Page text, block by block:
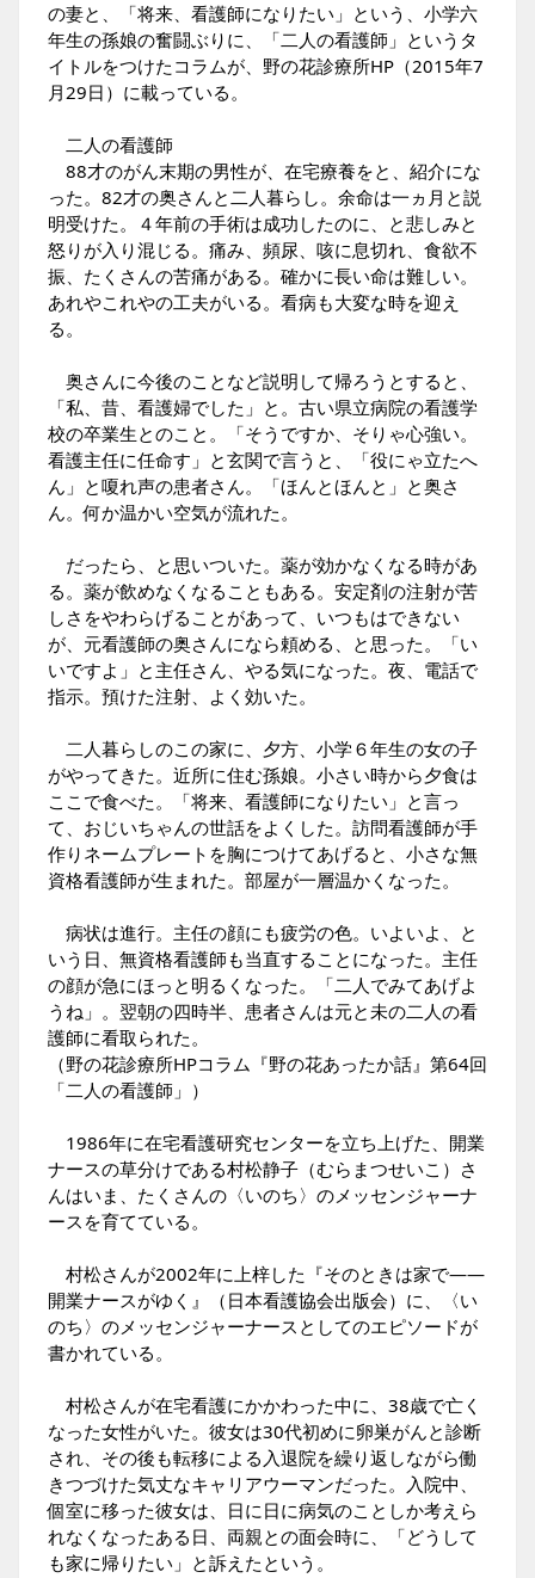
の妻と、「将来、看護師になりたい」という、小学六
年生の孫娘の奮闘ぶりに、「二人の看護師」というタ
イトルをつけたコラムが、野の花診療所HP（2015年7
月29日）に載っている。
二人の看護師
88才のがん末期の男性が、在宅療養をと、紹介にな
った。82才の奥さんと二人暮らし。余命は一ヵ月と説
明受けた。４年前の手術は成功したのに、と悲しみと
怒りが入り混じる。痛み、頻尿、咳に息切れ、食欲不
振、たくさんの苦痛がある。確かに長い命は難しい。
あれやこれやの工夫がいる。看病も大変な時を迎え
る。
奥さんに今後のことなど説明して帰ろうとすると、
「私、昔、看護婦でした」と。古い県立病院の看護学
校の卒業生とのこと。「そうですか、そりゃ心強い。
看護主任に任命す」と玄関で言うと、「役にゃ立たへ
ん」と嗄れ声の患者さん。「ほんとほんと」と奥さ
ん。何か温かい空気が流れた。
だったら、と思いついた。薬が効かなくなる時があ
る。薬が飲めなくなることもある。安定剤の注射が苦
しさをやわらげることがあって、いつもはできない
が、元看護師の奥さんになら頼める、と思った。「い
いですよ」と主任さん、やる気になった。夜、電話で
指示。預けた注射、よく効いた。
二人暮らしのこの家に、夕方、小学６年生の女の子
がやってきた。近所に住む孫娘。小さい時から夕食は
ここで食べた。「将来、看護師になりたい」と言っ
て、おじいちゃんの世話をよくした。訪問看護師が手
作りネームプレートを胸につけてあげると、小さな無
資格看護師が生まれた。部屋が一層温かくなった。
病状は進行。主任の顔にも疲労の色。いよいよ、と
いう日、無資格看護師も当直することになった。主任
の顔が急にほっと明るくなった。「二人でみてあげよ
うね」。翌朝の四時半、患者さんは元と未の二人の看
護師に看取られた。
（野の花診療所HPコラム『野の花あったか話』第64回
「二人の看護師」）
1986年に在宅看護研究センターを立ち上げた、開業
ナースの草分けである村松静子（むらまつせいこ）さ
んはいま、たくさんの 〈いのち〉のメッセンジャーナ
ース を育てている。
村松さんが2002年に上梓した『そのときは家で――
開業ナースがゆく』（日本看護協会出版会）に、〈い
のち〉のメッセンジャーナースとしてのエピソードが
書かれている。
村松さんが在宅看護にかかわった中に、38歳で亡く
なった女性がいた。彼女は30代初めに卵巣がんと診断
され、その後も転移による入退院を繰り返しながら働
きつづけた気丈なキャリアウーマンだった。入院中、
個室に移った彼女は、日に日に病気のことしか考えら
れなくなったある日、両親との面会時に、「どうして
も家に帰りたい」と訴えたという。